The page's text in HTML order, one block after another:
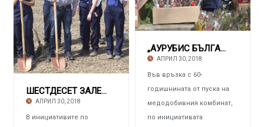
„АУРУБИС БЪЛГАРИЯ“ Дари на общините Златица
АПРИЛ 30, 2018
Във връзка с 60-
годишнината от пуска на
медодобивния комбинат,
по инициативата
ШЕСТДЕСЕТ ЗАЛЕСИТЕЛИ ОТ „АУРУБИС БЪЛГАРИЯ“ О
АПРИЛ 30, 2018
В инициативите по